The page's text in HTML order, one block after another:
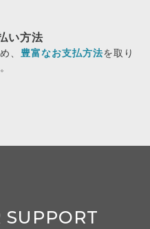
い方法
、 豊富なお支払方法を取り
SUPPORT